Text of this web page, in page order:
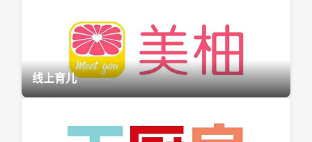
线上育儿